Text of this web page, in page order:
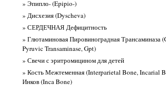
» Эпипло- (Epipio-)
» Дисхезия (Dyscheva)
» СЕРДЕЧНАЯ Дефицитность
» Глютаминовая Пировиноградная Трансаминаза
Pyruvic Transaminase, Gpt)
» Свечи с эритромицином для детей
» Кость Межтеменная (Interparietal Bone, Incarial
Инков (Inca Bone)